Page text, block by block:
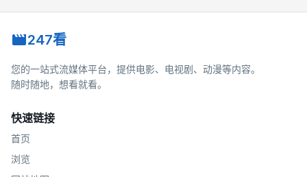
247看
您的一站式流媒体平台，提供电影、电视剧、动漫等内容。
随时随地，想看就看。
快速链接
首页
浏览